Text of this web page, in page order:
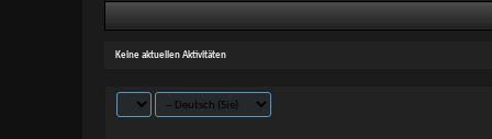
Keine aktuellen Aktivitäten